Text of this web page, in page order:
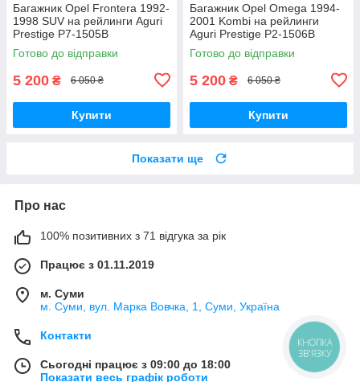
Багажник Opel Frontera 1992-
1998 SUV на рейлинги Aguri
Prestige P7-1505B
Готово до відправки
5 200 ₴ 6 050 ₴
Купити
Багажник Opel Omega 1994-
2001 Kombi на рейлинги
Aguri Prestige P2-1506B
Готово до відправки
5 200 ₴ 6 050 ₴
Купити
Показати ще
Про нас
100% позитивних з 71 відгука за рік
Працює з 01.11.2019
м. Суми
м. Суми, вул. Марка Вовчка, 1, Суми, Україна
Контакти
Сьогодні працює з 09:00 до 18:00
Показати весь графік роботи
КНОПКА
ЗВ'ЯЗКУ